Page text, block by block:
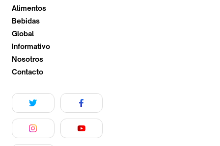
Alimentos
Bebidas
Global
Informativo
Nosotros
Contacto